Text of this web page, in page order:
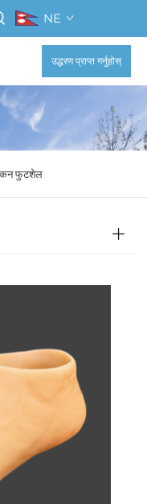
NE
उद्धरण प्राप्त गर्नुहोस्
फुटशेल